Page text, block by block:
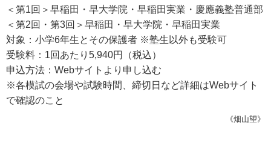
＜第1回＞早稲田・早大学院・早稲田実業・慶應義塾普通部
＜第2回・第3回＞早稲田・早大学院・早稲田実業
対象：小学6年生とその保護者 ※塾生以外も受験可
受験料：1回あたり5,940円（税込）
申込方法：Webサイトより申し込む
※各模試の会場や試験時間、締切日など詳細はWebサイト
で確認のこと
《畑山望》